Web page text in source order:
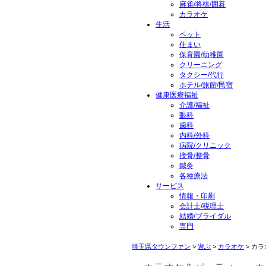
麻雀/将棋/囲碁
カラオケ
生活
ペット
住まい
保育園/幼稚園
クリーニング
タクシー/代行
ホテル/旅館/民宿
健康医療福祉
介護/福祉
眼科
歯科
内科/外科
病院/クリニック
接骨/整骨
鍼灸
各種療法
サービス
情報・印刷
会計士/税理士
結婚/ブライダル
専門
埼玉県タウンファン > 遊ぶ > カラオケ > カ